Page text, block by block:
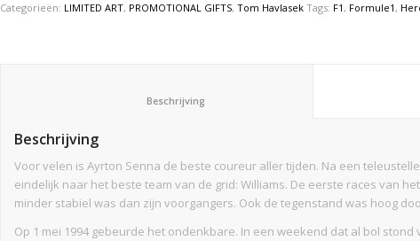
Categorieën: LIMITED ART, PROMOTIONAL GIFTS, Tom Havlasek Tags: F1, Formule1,
Beschrijving
Voor velen is Ayrton Senna de beste coureur aller tijden. Na een
eindelijk naar het beste team van de grid: Williams. De eerste races van
minder stabiel was dan zijn voorgangers. Ook de tegenstand was hoog
Op 1 mei 1994 gebeurde het ondenkbare. In een weekend dat al bol